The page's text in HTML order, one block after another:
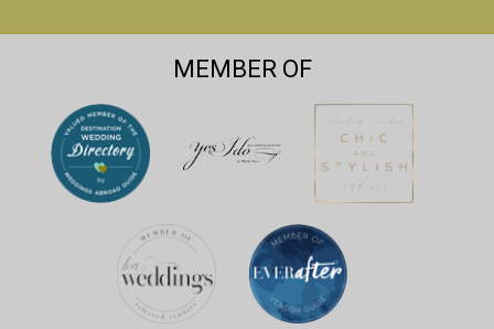
MEMBER OF